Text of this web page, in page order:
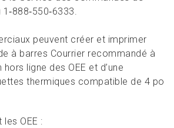
peuvent créer et imprimer
à barres Courrier recommandé à
hors ligne des OEE et d’une
thermiques compatible de 4 po
OEE :